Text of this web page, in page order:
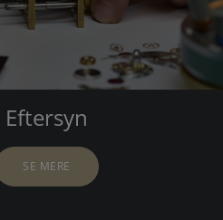
Eftersyn
SE MERE